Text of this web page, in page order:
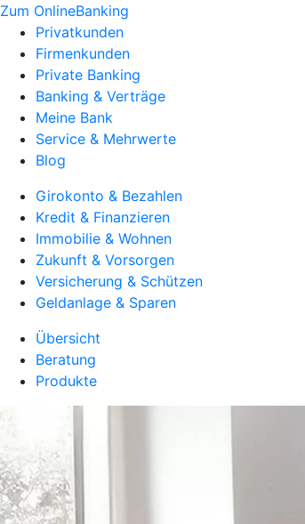
Zum OnlineBanking
Privatkunden
Firmenkunden
Private Banking
Banking & Verträge
Meine Bank
Service & Mehrwerte
Blog
Girokonto & Bezahlen
Kredit & Finanzieren
Immobilie & Wohnen
Zukunft & Vorsorgen
Versicherung & Schützen
Geldanlage & Sparen
Übersicht
Beratung
Produkte